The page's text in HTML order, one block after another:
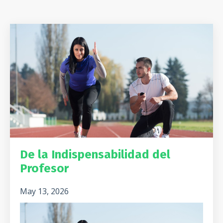
De la Indispensabilidad del
Profesor
May 13, 2026